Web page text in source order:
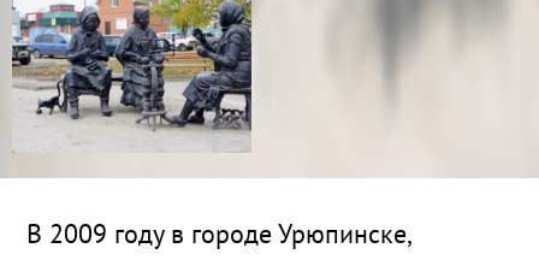
В 2009 году в городе Урюпинске,